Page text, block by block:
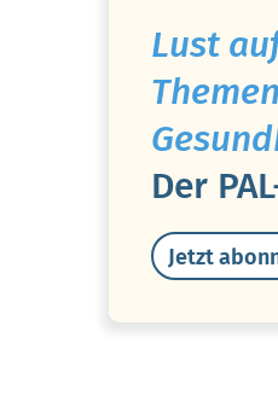
Lust
Der
Jetzt